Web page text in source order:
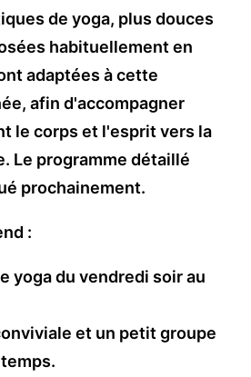
de yoga, plus douces
habituellement en
adaptées à cette
afin d'accompagner
le corps et l'esprit vers la
Le programme détaillé
prochainement.
:
yoga du vendredi soir au
et un petit groupe